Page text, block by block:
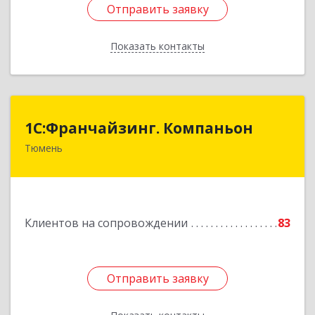
Отправить заявку
Показать контакты
Отправить заявку
Назад
1С:Франчайзинг. Компаньон
Тюмень
Клиентов на сопровождении 83
Отправить заявку
1С:Франчайзинг. Компаньон
Отправить заявку